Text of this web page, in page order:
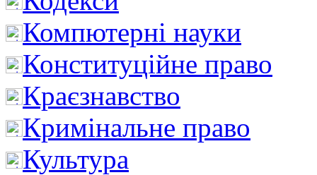
Компютерні науки
Конституційне право
Краєзнавство
Кримінальне право
Культура